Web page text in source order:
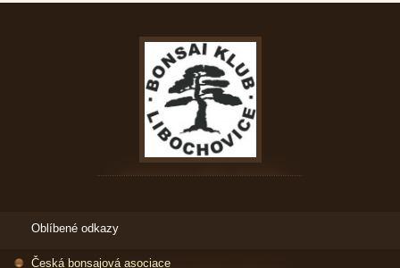
Oblíbené odkazy
Česká bonsajová asociace